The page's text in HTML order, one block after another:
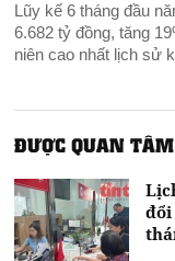
Lũy kế 6 tháng đầu
6.682 tỷ đồng, tăng
niên cao nhất lịch sử
ĐƯỢC QUAN TÂM